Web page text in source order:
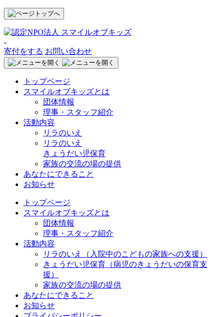
-
寄付をする お問い合わせ
トップページ
スマイルオブキッズとは
団体情報
理事・スタッフ紹介
活動内容
リラのいえ
リラのいえ
きょうだい児保育
家族の交流の場の提供
あなたにできること
お知らせ
トップページ
スマイルオブキッズとは
団体情報
理事・スタッフ紹介
活動内容
リラのいえ
（入院中のこどもの家族への支援）
きょうだい児保育 （病児のきょうだいの保育支
援）
家族の交流の場の提供
あなたにできること
お知らせ